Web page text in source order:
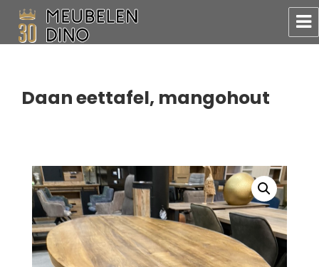
Daan eettafel, mangohout